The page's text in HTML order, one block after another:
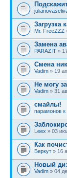
Загрузка
Mr. FreeZZZ
Замена
PARAZIT »
Смена
Vadim » 19
Не могу
Vadim » 31
смайлы!
парамонов к
Leex » 03
Как
Беркут » 16
Новый
Vadim » 04